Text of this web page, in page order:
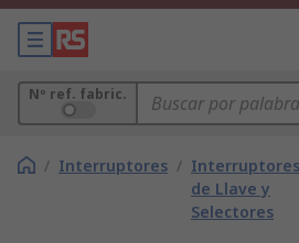
Nº ref. fabric.
/ Interruptores / Interruptores
de Llave y
Selectores